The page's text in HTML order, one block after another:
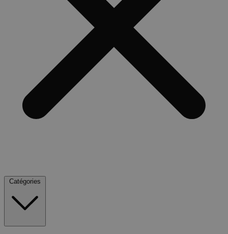
Catégories